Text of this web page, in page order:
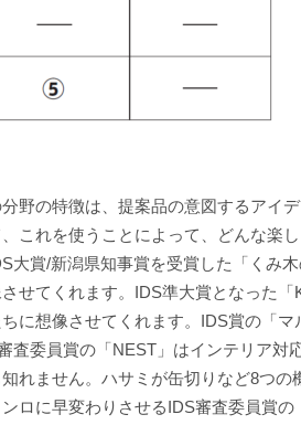
野の特徴は、提案品の意図するアイ
これを使うことによって、どんな楽
大賞/新潟県知事賞を受賞した「くみ
せてくれます。IDS準大賞となった
に想像させてくれます。IDS賞の「
査委員賞の「NEST」はインテリア
れません。ハサミが缶切りなど8つ
ロに早変わりさせるIDS審査委員賞